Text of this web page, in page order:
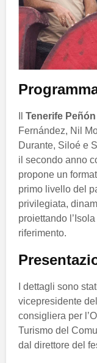
Tenerife
Fernández, Nil
Durante, Siloé e
il secondo anno
propone un
primo livello del
privilegiata,
proiettando
riferimento.
I dettagli sono
vicepresidente
consigliera per
Turismo del
dal direttore del